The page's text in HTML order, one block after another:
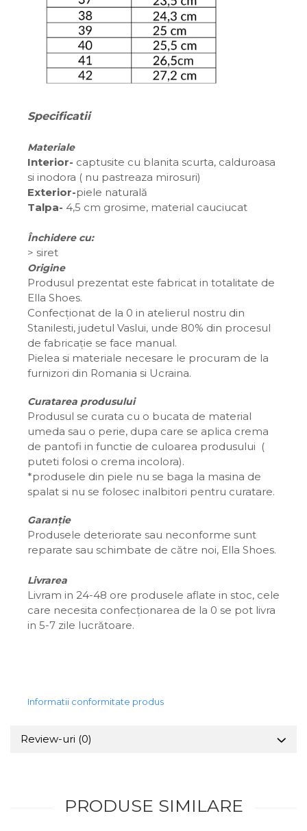
Specificatii
Materiale
Interior- captusite cu blanita scurta, calduroasa
si inodora ( nu pastreaza mirosuri)
Exterior-piele naturală
Talpa- 4,5 cm grosime, material cauciucat
Închidere cu:
> siret
Origine
Produsul prezentat este fabricat in totalitate de
Ella Shoes.
Confecționat de la 0 in atelierul nostru din
Stanilesti, judetul Vaslui, unde 80% din procesul
de fabricație se face manual.
Pielea si materiale necesare le procuram de la
furnizori din Romania si Ucraina.
Curatarea produsului
Produsul se curata cu o bucata de material
umeda sau o perie, dupa care se aplica crema
de pantofi in functie de culoarea produsului (
puteti folosi o crema incolora).
*produsele din piele nu se baga la masina de
spalat si nu se folosec inalbitori pentru curatare.
Garanție
Produsele deteriorate sau neconforme sunt
reparate sau schimbate de către noi, Ella Shoes.
Livrarea
Livram in 24-48 ore produsele aflate in stoc, cele
care necesita confecționarea de la 0 se pot livra
in 5-7 zile lucrătoare.
Informatii conformitate produs
Review-uri (0)
PRODUSE SIMILARE